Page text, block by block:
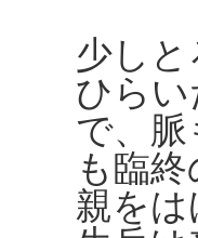
少し
ひら
で、
も臨
親を